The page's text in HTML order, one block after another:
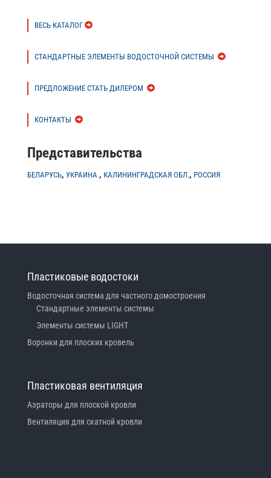
ВЕСЬ КАТАЛОГ
СТАНДАРТНЫЕ ЭЛЕМЕНТЫ ВОДОСТОЧНОЙ СИСТЕМЫ
ПРЕДЛОЖЕНИЕ СТАТЬ ДИЛЕРОМ
КОНТАКТЫ
Представительства
БЕЛАРУСЬ, УКРАИНА , КАЛИНИНГРАДСКАЯ ОБЛ., РОССИЯ
Пластиковые водостоки
Водосточная система для частного домостроения
Стандартные элементы системы
Элементы системы LIGHT
Воронки для плоских кровель
Пластиковая вентиляция
Аэраторы для плоской кровли
Вентиляция для скатной кровли